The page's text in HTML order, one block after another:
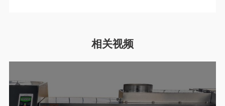
相关视频